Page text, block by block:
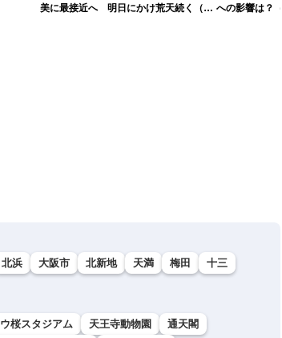
美に最接近へ 明日にかけ荒天続く（7
への影響は？
北浜 大阪市 北新地 天満 梅田
十三
桜スタジアム 天王寺動物園
通天閣